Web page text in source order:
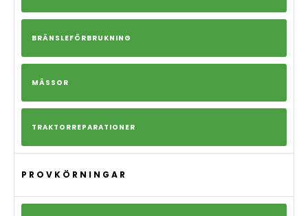
BRÄNSLEFÖRBRUKNING
MÄSSOR
TRAKTORREPARATIONER
PROVKÖRNINGAR